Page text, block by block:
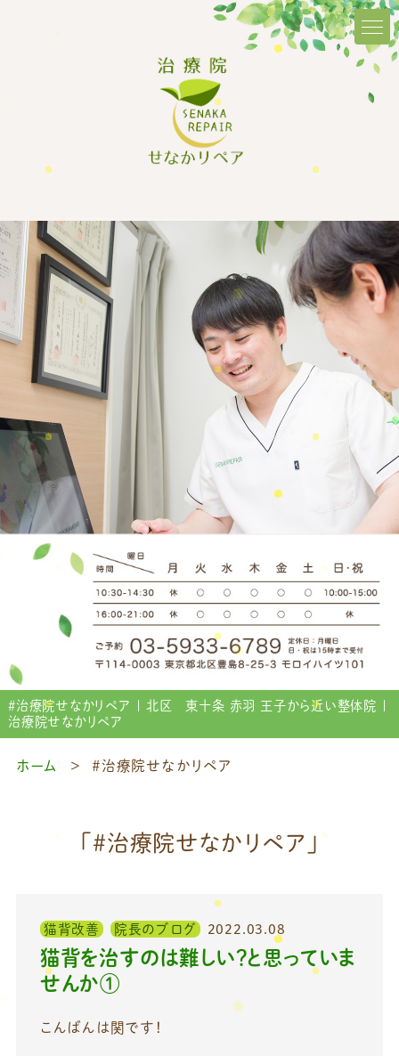
＃治療院せなかリペア | 北区 東十条 赤羽 王子から近い整体院 |
治療院せなかリペア
ホーム ＃治療院せなかリペア
「＃治療院せなかリペア」
猫背改善 院長のブログ 2022.03.08
猫背を治すのは難しい？と思っていま
せんか①
こんばんは関です！